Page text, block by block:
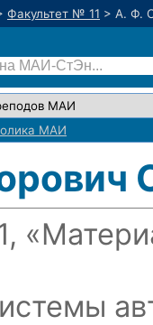
Факультет № 11 > А. Ф.
МАИ
МАИ